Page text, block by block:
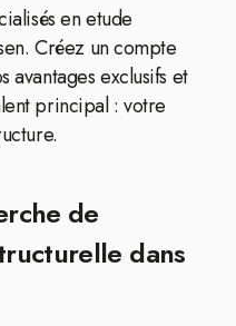
en etude
Créez un compte
exclusifs et
principal : votre
de
dans